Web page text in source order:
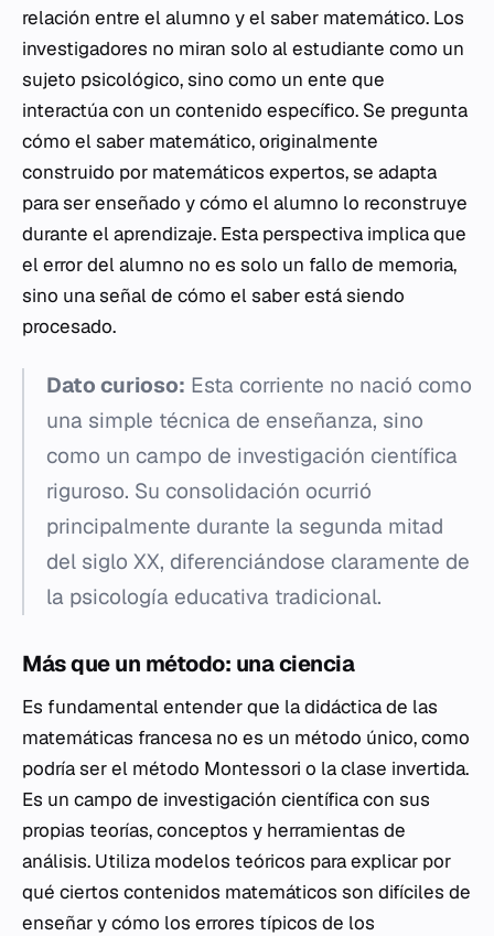
relación entre el alumno y el saber matemático. Los
investigadores no miran solo al estudiante como un
sujeto psicológico, sino como un ente que
interactúa con un contenido específico. Se pregunta
cómo el saber matemático, originalmente
construido por matemáticos expertos, se adapta
para ser enseñado y cómo el alumno lo reconstruye
durante el aprendizaje. Esta perspectiva implica que
el error del alumno no es solo un fallo de memoria,
sino una señal de cómo el saber está siendo
procesado.
Dato curioso: Esta corriente no nació como
una simple técnica de enseñanza, sino
como un campo de investigación científica
riguroso. Su consolidación ocurrió
principalmente durante la segunda mitad
del siglo XX, diferenciándose claramente de
la psicología educativa tradicional.
Más que un método: una ciencia
Es fundamental entender que la didáctica de las
matemáticas francesa no es un método único, como
podría ser el método Montessori o la clase invertida.
Es un campo de investigación científica con sus
propias teorías, conceptos y herramientas de
análisis. Utiliza modelos teóricos para explicar por
qué ciertos contenidos matemáticos son difíciles de
enseñar y cómo los errores típicos de los